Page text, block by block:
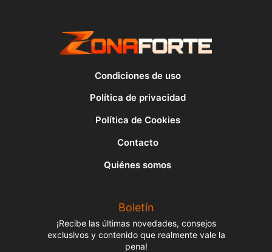
Condiciones de uso
Política de privacidad
Política de Cookies
Contacto
Quiénes somos
Boletín
¡Recibe las últimas novedades, consejos
exclusivos y contenido que realmente vale la
pena!